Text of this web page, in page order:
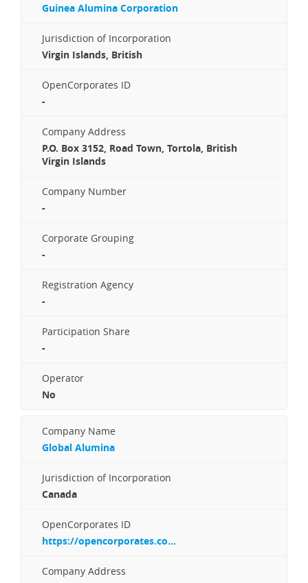
Guinea Alumina Corporation
Jurisdiction of Incorporation
Virgin Islands, British
OpenCorporates ID
-
Company Address
P.O. Box 3152, Road Town, Tortola, British
Virgin Islands
Company Number
-
Corporate Grouping
-
Registration Agency
-
Participation Share
-
Operator
No
Company Name
Global Alumina
Jurisdiction of Incorporation
Canada
OpenCorporates ID
https://opencorporates.co...
Company Address